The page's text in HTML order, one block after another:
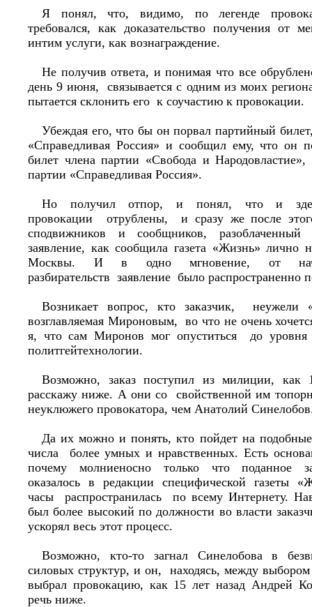
Я понял, что, видимо, по легенде
требовался, как доказательство получения от
интим услуги, как вознаграждение.
Не получив ответа, и понимая что все
день 9 июня, связывается с одним из моих
пытается склонить его к соучастию к провокации.
Убеждая его, что бы он порвал партийный
«Справедливая Россия» и сообщил ему, что он
билет члена партии «Свобода и
партии «Справедливая Россия».
Но получил отпор, и понял, что и
провокации отрублены, и сразу же после
сподвижников и сообщников, разоблаченный
заявление, как сообщила газета «Жизнь» лично
Москвы. И в одно мгновение, от
разбирательств заявление было распространенно
Возникает вопрос, кто заказчик, неужели
возглавляемая Мироновым, во что не очень
я, что сам Миронов мог опуститься до уровня
политгейтехнологии.
Возможно, заказ поступил из милиции,
расскажу ниже. А они со свойственной им
неуклюжего провокатора, чем Анатолий
Да их можно и понять, кто пойдет на
числа более умных и нравственных. Есть
почему молниеносно только что поданное
оказалось в редакции специфической газеты
часы распространилась по всему Интернету.
был более высокий по должности во власти
ускорял весь этот процесс.
Возможно, кто-то загнал Синелобова в
силовых структур, и он, находясь, между
выбрал провокацию, как 15 лет назад Андрей
речь ниже.